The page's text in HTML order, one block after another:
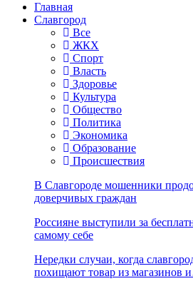
Главная
Славгород
Все
ЖКХ
Спорт
Власть
Здоровье
Культура
Общество
Политика
Экономика
Образование
Происшествия
В Славгороде мошенники
доверчивых граждан
Россияне выступили за
самому себе
Нередки случаи, когда
похищают товар из магазинов